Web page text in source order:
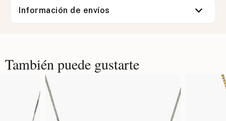
Información de envíos
También puede gustarte